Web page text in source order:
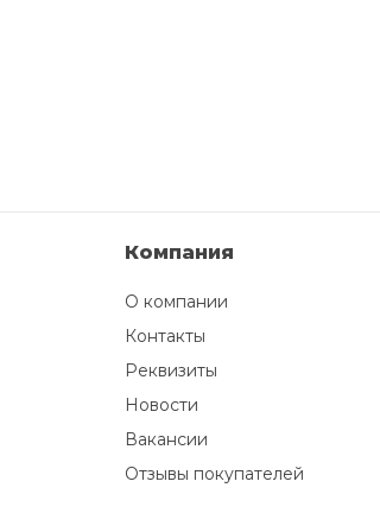
Компания
О компании
Контакты
Реквизиты
Новости
Вакансии
Отзывы покупателей